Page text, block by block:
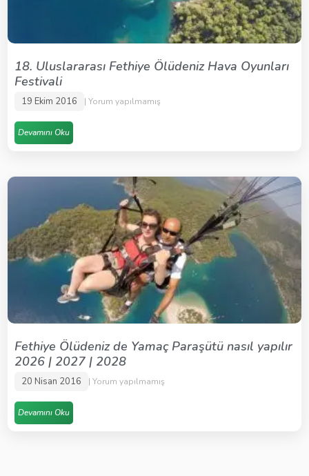
18. Uluslararası Fethiye Ölüdeniz Hava Oyunları
Festivali
19 Ekim 2016 Yorum yapılmamış
Devamını Oku
Fethiye Ölüdeniz de Yamaç Paraşütü nasıl yapılır
2026 | 2027 | 2028
20 Nisan 2016 Yorum yapılmamış
Devamını Oku